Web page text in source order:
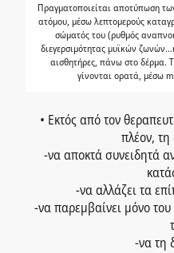
Πραγματοποιείται αποτύπωση
ατόμου, μέσω λεπτομερούς
σώματός του (ρυθμός
διεγερσιμότητας μυϊκών
αισθητήρες, πάνω στο δέρμα.
γίνονται ορατά, μέσω
• Εκτός από τον
πλέον, τη
-να αποκτά συνειδητά
-να αλλάζει τα
-να παρεμβαίνει μόνο
-να τη